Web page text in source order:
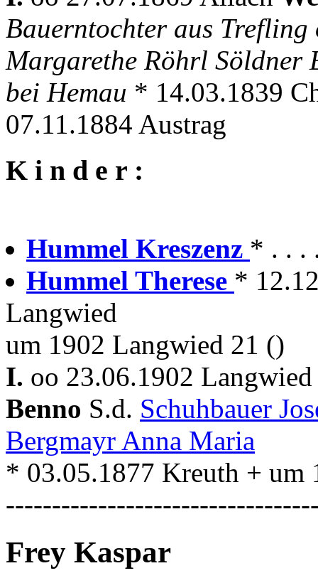
Bauerntochter aus Trefling
Margarethe Röhrl Söldner
bei Hemau * 14.03.1839
07.11.1884 Austrag
K i n d e r :
Hummel Kreszenz * . . .
Hummel Therese *
Langwied
um 1902 Langwied 21 ()
I. oo 23.06.1902
Benno S.d. Schuhbauer
Bergmayr Anna Maria
* 03.05.1877 Kreuth + um
Frey Kaspar